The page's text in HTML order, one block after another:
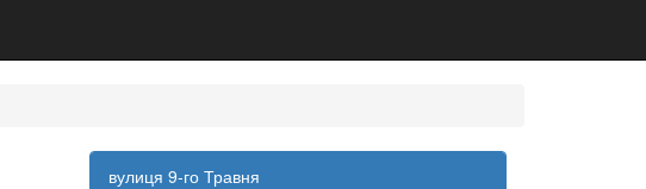
вулиця 9-го Травня